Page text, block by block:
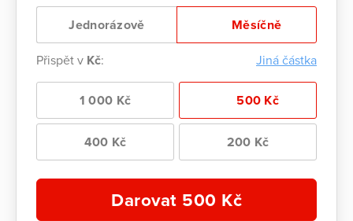
Jednorázově Měsíčně
Přispět v Kč: Jiná částka
1 000 Kč 500 Kč
400 Kč 200 Kč
Darovat 500 Kč